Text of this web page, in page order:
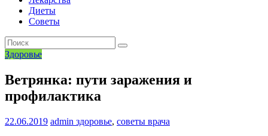
Диеты
Советы
Здоровье
Ветрянка: пути заражения и
профилактика
22.06.2019 admin здоровье, советы врача